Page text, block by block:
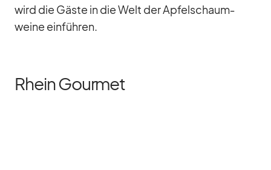
wird die Gäste in die Welt der Ap­fel­schaum­
weine ein­füh­ren.
Rhein Gourmet